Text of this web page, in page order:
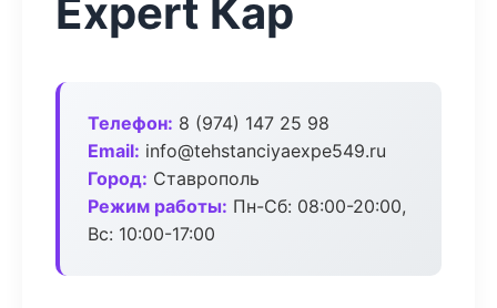
Expert Кар
Телефон: 8 (974) 147 25 98
Email: info@tehstanciyaexpe549.ru
Город: Ставрополь
Режим работы: Пн-Сб: 08:00-20:00,
Вс: 10:00-17:00